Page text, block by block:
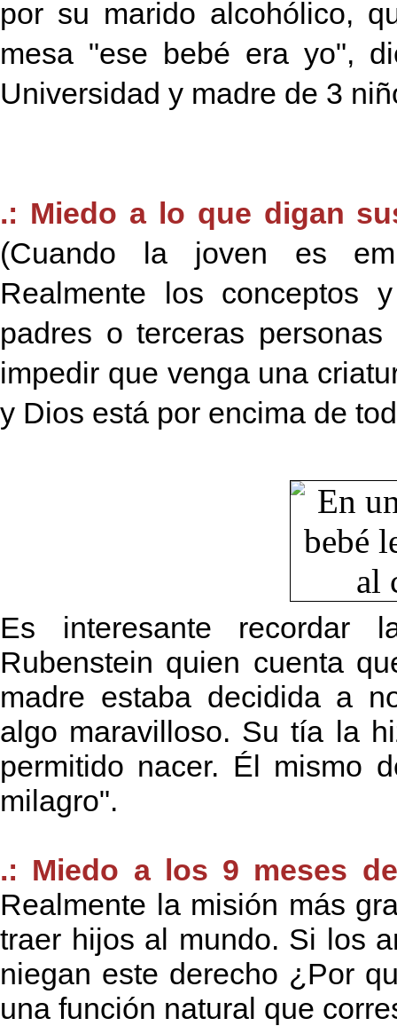
por su marido alcohólico,
mesa "ese bebé era yo",
Universidad y madre de 3
.: Miedo a lo que digan
(Cuando la joven es
Realmente los conceptos
padres o terceras
impedir que venga una
y Dios está por encima de
Es interesante recordar
Rubenstein quien cuenta
madre estaba decidida a
algo maravilloso. Su tía la
permitido nacer. Él mismo
milagro".
.: Miedo a los 9 meses
Realmente la misión más
traer hijos al mundo. Si los
niegan este derecho ¿Por
una función natural que